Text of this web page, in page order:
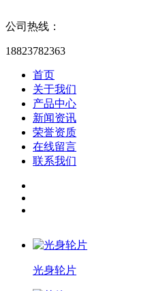
公司热线：
18823782363
首页
关于我们
产品中心
新闻资讯
荣誉资质
在线留言
联系我们
光身轮片